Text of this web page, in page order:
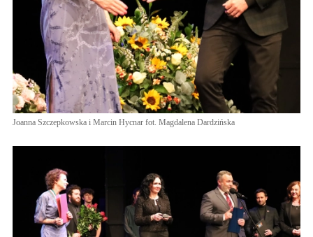
Joanna Szczepkowska i Marcin Hycnar fot. Magdalena Dardzińska